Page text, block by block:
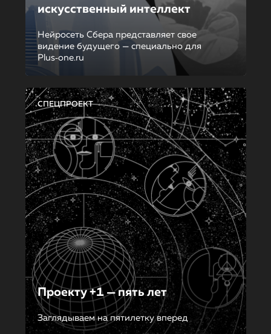
искусственный интеллект
Нейросеть Сбера представляет свое
видение будущего — специально для
Plus‑one.ru
СПЕЦПРОЕКТ
Проекту +1 — пять лет
Заглядываем на пятилетку вперед